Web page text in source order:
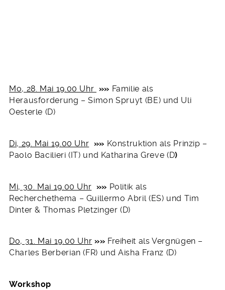
Mo, 28. Mai 19.00 Uhr »» Familie als
Herausforderung – Simon Spruyt (BE) und Uli
Oesterle (D)
Di, 29. Mai 19.00 Uhr »» Konstruktion als Prinzip –
Paolo Bacilieri (IT) und Katharina Greve (D)
Mi, 30. Mai 19.00 Uhr »» Politik als
Recherchethema – Guillermo Abril (ES) und Tim
Dinter & Thomas Pletzinger (D)
Do, 31. Mai 19.00 Uhr »» Freiheit als Vergnügen –
Charles Berberian (FR) und Aisha Franz (D)
Workshop